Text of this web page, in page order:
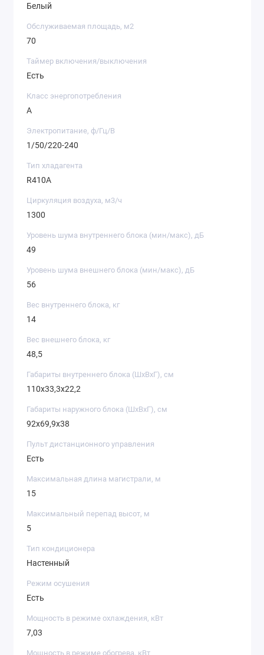
Белый
Обслуживаемая площадь, м2
70
Таймер включения/выключения
Есть
Класс энергопотребления
A
Электропитание, ф/Гц/В
1/50/220-240
Тип хладагента
R410A
Циркуляция воздуха, м3/ч
1300
Уровень шума внутреннего блока (мин/макс), дБ
49
Уровень шума внешнего блока (мин/макс), дБ
56
Вес внутреннего блока, кг
14
Вес внешнего блока, кг
48,5
Габариты внутреннего блока (ШxВxГ), см
110х33,3х22,2
Габариты наружного блока (ШxВxГ), см
92х69,9х38
Пульт дистанционного управления
Есть
Максимальная длина магистрали, м
15
Максимальный перепад высот, м
5
Тип кондиционера
Настенный
Режим осушения
Есть
Мощность в режиме охлаждения, кВт
7,03
Мощность в режиме обогрева, кВт